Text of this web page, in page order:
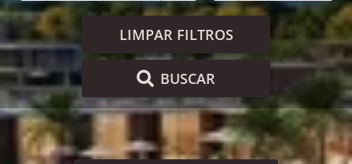
LIMPAR FILTROS
BUSCAR